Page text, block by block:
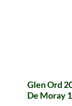
Glen Ord
De Moray